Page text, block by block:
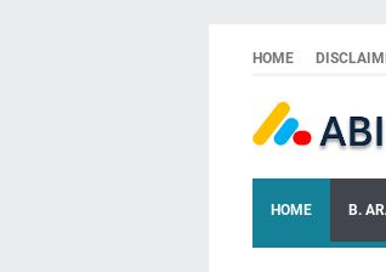
HOME
HOME B.